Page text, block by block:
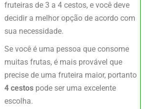
fruteiras de 3 a 4 cestos, e você deve
decidir a melhor opção de acordo com
sua necessidade.
Se você é uma pessoa que consome
muitas frutas, é mais provável que
precise de uma fruteira maior, portanto
4 cestos pode ser uma excelente
escolha.